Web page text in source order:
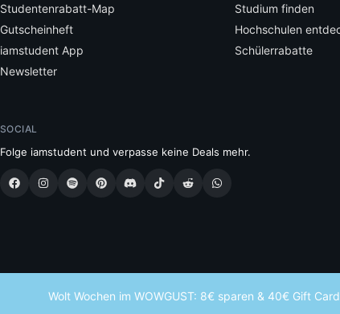
Wolt Wochen im WOWGUST: 8€ sparen & 40€ Gift
Studentenrabatt-Map
Gutscheinheft
iamstudent App
Newsletter
Studium finden
Hochschulen
Schülerrabatte
SOCIAL
Folge iamstudent und verpasse keine Deals mehr.